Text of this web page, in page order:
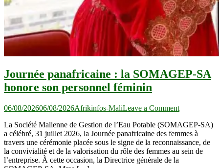
Journée panafricaine : la SOMAGEP-SA
honore son personnel féminin
06/08/202606/08/2026Afrikinfos-MaliLeave a Commenton
panafricaine
la
SOMAGEP-
SA
La Société Malienne de Gestion de l’Eau Potable (SOMAGEP-SA)
a célébré, 31 juillet 2026, la Journée panafricaine des femmes à
travers une cérémonie placée sous le signe de la reconnaissance, de
la convivialité et de la valorisation du rôle des femmes au sein de
l’entreprise. À cette occasion, la Directrice générale de la